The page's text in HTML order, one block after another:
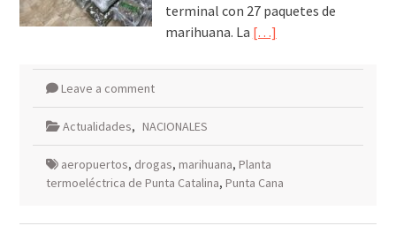
terminal con 27 paquetes de
marihuana. La […]
Leave a comment
Actualidades, NACIONALES
aeropuertos, drogas, marihuana, Planta
termoeléctrica de Punta Catalina, Punta Cana